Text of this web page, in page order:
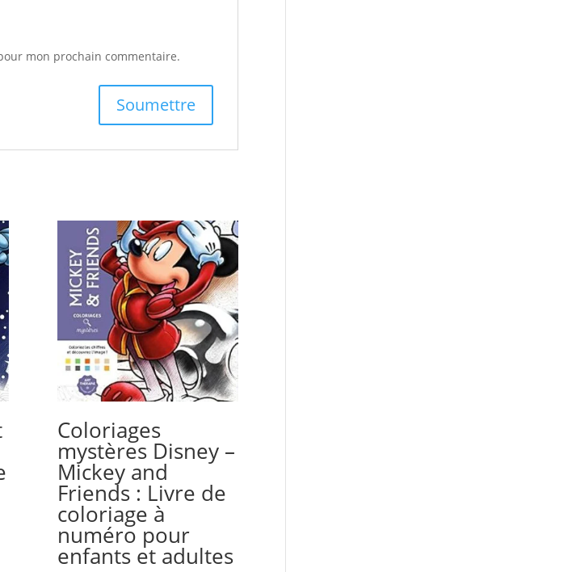
mon prochain commentaire.
Coloriages
mystères Disney –
Mickey and
Friends : Livre de
coloriage à
numéro pour
enfants et adultes